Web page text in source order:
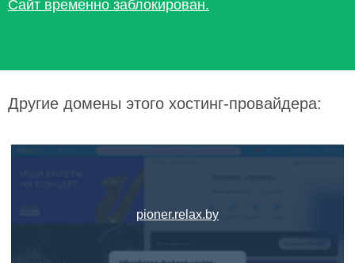
Сайт временно заблокирован.
Другие домены этого хостинг-провайдера:
pioner.relax.by